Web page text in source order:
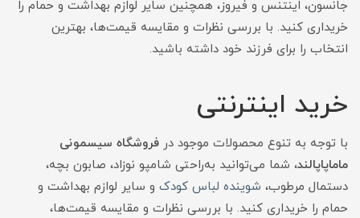
جانسون، اینتنس و فیروز، همچنین سایر لوازم بهداشت و حمام را
خریداری کنید. با بررسی نظرات و مقایسه قیمت‌ها، بهترین
انتخاب را برای فرزند خود داشته باشید.
خرید اینترنتی
با توجه به تنوع محصولات موجود در فروشگاه سیسمونی
ماماپاپالند، شما می‌توانید به‌راحتی شامپو نوزاد، صابون بچه،
دستمال مرطوب، شوینده لباس کودک و سایر لوازم بهداشت و
حمام را خریداری کنید. با بررسی نظرات و مقایسه قیمت‌ها،